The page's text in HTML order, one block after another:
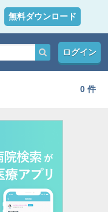
無料ダウンロード
ログイン
0 件